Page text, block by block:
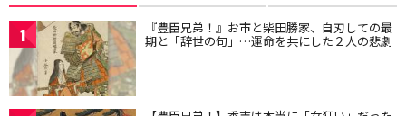
1 『豊臣兄弟！』お市と柴田勝家、自刃しての最
期と「辞世の句」…運命を共にした２人の悲劇